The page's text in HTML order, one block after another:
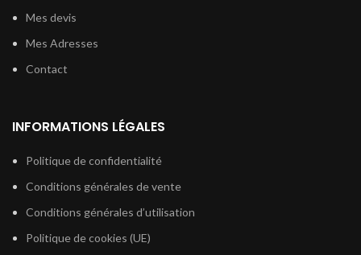
Mes devis
Mes Adresses
Contact
INFORMATIONS LÉGALES
Politique de confidentialité
Conditions générales de vente
Conditions générales d’utilisation
Politique de cookies (UE)